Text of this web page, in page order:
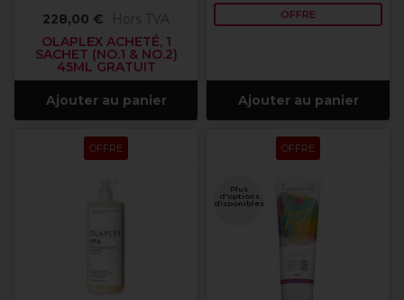
228,00 €
Hors TVA
OLAPLEX ACHETÉ, 1
SACHET (NO.1 & NO.2)
45ML GRATUIT
Ajouter au panier
OFFRE
Ajouter au panier
OFFRE OFFRE
Plus
d'options
disponibles